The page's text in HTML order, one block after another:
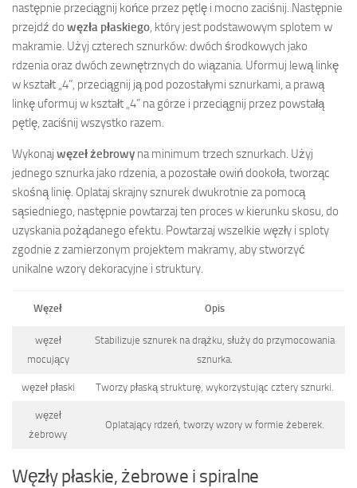
następnie przeciągnij końce przez pętlę i mocno zaciśnij. Następnie
przejdź do węzła płaskiego, który jest podstawowym splotem w
makramie. Użyj czterech sznurków: dwóch środkowych jako
rdzenia oraz dwóch zewnętrznych do wiązania. Uformuj lewą linkę
w kształt „4”, przeciągnij ją pod pozostałymi sznurkami, a prawą
linkę uformuj w kształt „4” na górze i przeciągnij przez powstałą
pętlę, zaciśnij wszystko razem.
Wykonaj węzeł żebrowy na minimum trzech sznurkach. Użyj
jednego sznurka jako rdzenia, a pozostałe owiń dookoła, tworząc
skośną linię. Oplataj skrajny sznurek dwukrotnie za pomocą
sąsiedniego, następnie powtarzaj ten proces w kierunku skosu, do
uzyskania pożądanego efektu. Powtarzaj wszelkie węzły i sploty
zgodnie z zamierzonym projektem makramy, aby stworzyć
unikalne wzory dekoracyjne i struktury.
Węzeł Opis
węzeł
mocujący
Stabilizuje sznurek na drążku, służy do przymocowania
sznurka.
węzeł płaski Tworzy płaską strukturę, wykorzystując cztery sznurki.
węzeł
żebrowy
Oplatający rdzeń, tworzy wzory w formie żeberek.
Węzły płaskie, żebrowe i spiralne